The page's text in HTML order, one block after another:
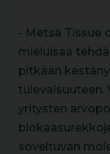
- Metsä Tissue
mieluisaa
pitkään
tulevaisuuteen.
yritysten
soveltuvan